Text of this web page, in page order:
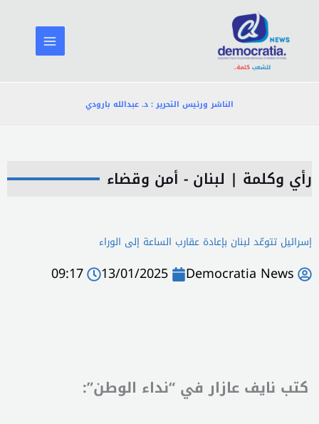
المحتوى
الناشر ورئيس التحرير : د. عبدالله بارودي
رأي وكلمة | لبنان - أمن وقضاء
إسرائيل تتوعّد لبنان بإعادة عقارب الساعة إلى الوراء
Democratia News
13/01/2025
09:17
كتب نايف عازار في “نداء الوطن”: